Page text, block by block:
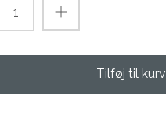
Tilføj til kurv